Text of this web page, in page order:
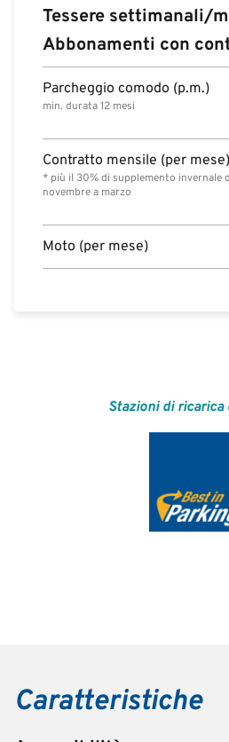
Tessere settimanali/
Abbonamenti con
Parcheggio comodo (p.m.)
min. durata 12 mesi
Contratto mensile (per mese)
* più il 30% di supplemento invernale
novembre a marzo
Moto (per mese)
Stazioni di ricarica
Caratteristiche